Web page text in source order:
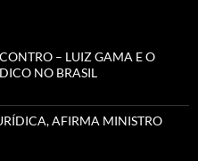
– LUIZ GAMA E O
NO BRASIL
AFIRMA MINISTRO